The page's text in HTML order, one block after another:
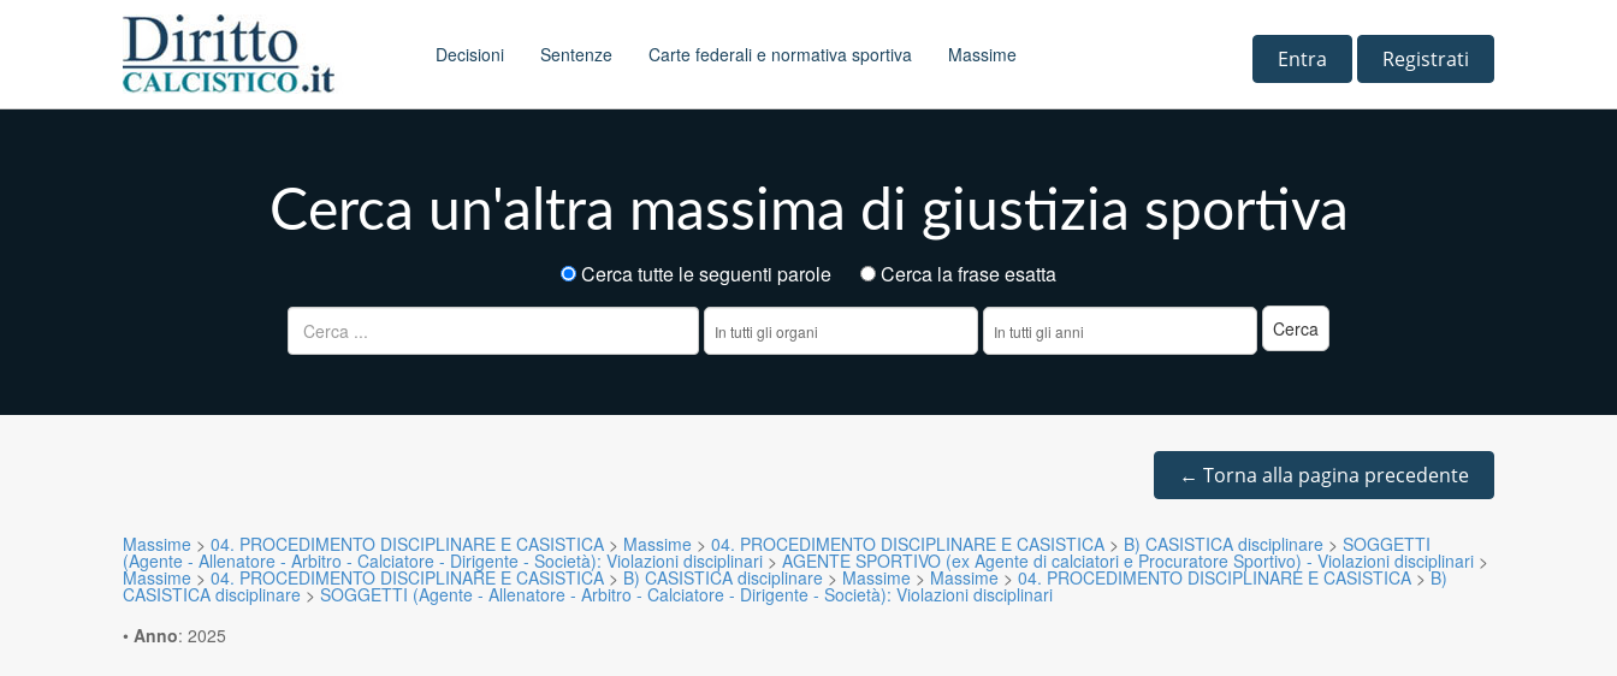
Main menu Decisioni Sentenze Carte federali e normativa sportiva Massime Entra Registrati
Cerca un'altra massima di giustizia sportiva
Cerca tutte le seguenti parole
Cerca la frase esatta
Ricerca per:
← Torna alla pagina precedente
Massime > 04. PROCEDIMENTO DISCIPLINARE E CASISTICA > Massime > 04. PROCEDIMENTO DISCIPLINARE E CASISTICA > B) CASISTICA disciplinare > SOGGETTI
(Agente - Allenatore - Arbitro - Calciatore - Dirigente - Società): Violazioni disciplinari > AGENTE SPORTIVO (ex Agente di calciatori e Procuratore Sportivo) - Violazioni disciplinari >
Massime > 04. PROCEDIMENTO DISCIPLINARE E CASISTICA > B) CASISTICA disciplinare > Massime > Massime > 04. PROCEDIMENTO DISCIPLINARE E CASISTICA >B)
CASISTICA disciplinare > SOGGETTI (Agente - Allenatore - Arbitro - Calciatore - Dirigente - Società): Violazioni disciplinari
• Anno: 2025